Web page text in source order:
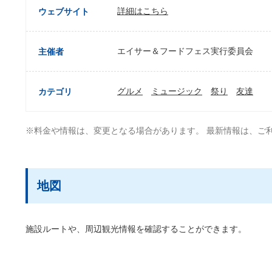
ウェブサイト 詳細はこちら
主催者 エイサー＆フードフェス実行委員会
カテゴリ グルメ ミュージック 祭り 友達
※料金や情報は、変更となる場合があります。 最新情報は、ご
地図
施設ルートや、周辺観光情報を確認することができます。